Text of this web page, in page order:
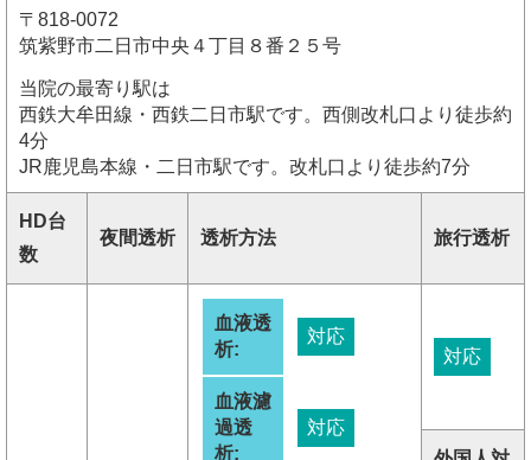
〒818-0072
筑紫野市二日市中央４丁目８番２５号
当院の最寄り駅は
西鉄大牟田線・西鉄二日市駅です。西側改札口より徒歩約
4分
JR鹿児島本線・二日市駅です。改札口より徒歩約7分
HD台
数
夜間透析 透析方法 旅行透析
血液透
析:
対応
血液濾
過透
析:
対応
対応